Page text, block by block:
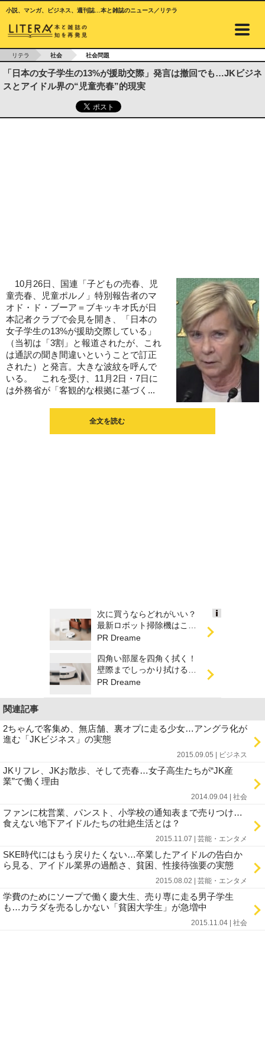
小説、マンガ、ビジネス、週刊誌…本と雑誌のニュース／リテラ
リテラ 社会 社会問題
「日本の女子学生の13%が援助交際」発言は撤回でも…JKビジネ
スとアイドル界の“児童売春”的現実
10月26日、国連「子どもの売春、児
童売春、児童ポルノ」特別報告者のマ
オド・ド・ブーア＝ブキッキオ氏が日
本記者クラブで会見を開き、「日本の
女子学生の13%が援助交際している」
（当初は「3割」と報道されたが、これ
は通訳の聞き間違いということで訂正
された）と発言。大きな波紋を呼んで
いる。 これを受け、11月2日・7日に
は外務省が「客観的な根拠に基づく...
全文を読む
by
次に買うならどれがいい？
最新ロボット掃除機はこん
なに進化した
PR Dreame
四角い部屋を四角く拭く！
壁際までしっかり拭けるロ
ボット掃除機
PR Dreame
関連記事
2ちゃんで客集め、無店舗、裏オプに走る少女…アングラ化が
進む「JKビジネス」の実態
2015.09.05 | ビジネス
JKリフレ、JKお散歩、そして売春…女子高生たちが“JK産
業”で働く理由
2014.09.04 | 社会
ファンに枕営業、パンスト、小学校の通知表まで売りつけ…
食えない地下アイドルたちの壮絶生活とは？
2015.11.07 | 芸能・エンタメ
SKE時代にはもう戻りたくない…卒業したアイドルの告白か
ら見る、アイドル業界の過酷さ、貧困、性接待強要の実態
2015.08.02 | 芸能・エンタメ
学費のためにソープで働く慶大生、売り専に走る男子学生
も…カラダを売るしかない「貧困大学生」が急増中
2015.11.04 | 社会